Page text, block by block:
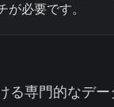
必要です。
る専門的なデ